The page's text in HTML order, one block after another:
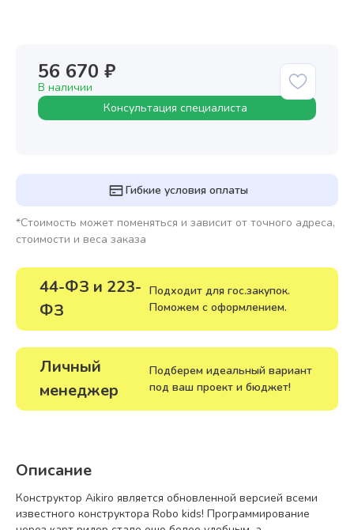
56 670 ₽
В наличии
Консультация специалиста
Гибкие условия оплаты
*Стоимость может поменяться и зависит от точного адреса,
стоимости и веса заказа
44-ФЗ и 223-
ФЗ
Подходит для гос.закупок.
Поможем с оформлением.
Личный
менеджер
Подберем идеальный вариант
под ваш проект и бюджет!
Описание
Конструктор Aikiro является обновленной версией всеми
известного конструктора Robo kids! Программирование